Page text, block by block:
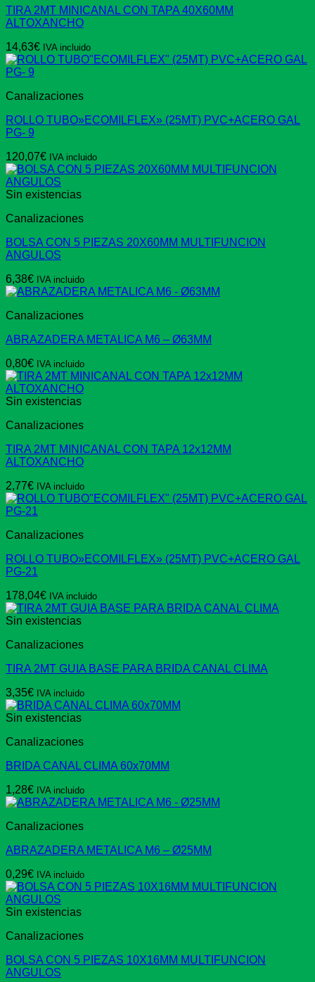
TIRA 2MT MINICANAL CON TAPA 40X60MM
ALTOXANCHO
14,63€ IVA incluido
Canalizaciones
ROLLO TUBO»ECOMILFLEX» (25MT) PVC+ACERO GAL
PG- 9
120,07€ IVA incluido
Sin existencias
Canalizaciones
BOLSA CON 5 PIEZAS 20X60MM MULTIFUNCION
ANGULOS
6,38€ IVA incluido
Canalizaciones
ABRAZADERA METALICA M6 – Ø63MM
0,80€ IVA incluido
Sin existencias
Canalizaciones
TIRA 2MT MINICANAL CON TAPA 12x12MM
ALTOXANCHO
2,77€ IVA incluido
Canalizaciones
ROLLO TUBO»ECOMILFLEX» (25MT) PVC+ACERO GAL
PG-21
178,04€ IVA incluido
Sin existencias
Canalizaciones
TIRA 2MT GUIA BASE PARA BRIDA CANAL CLIMA
3,35€ IVA incluido
Sin existencias
Canalizaciones
BRIDA CANAL CLIMA 60x70MM
1,28€ IVA incluido
Canalizaciones
ABRAZADERA METALICA M6 – Ø25MM
0,29€ IVA incluido
Sin existencias
Canalizaciones
BOLSA CON 5 PIEZAS 10X16MM MULTIFUNCION
ANGULOS